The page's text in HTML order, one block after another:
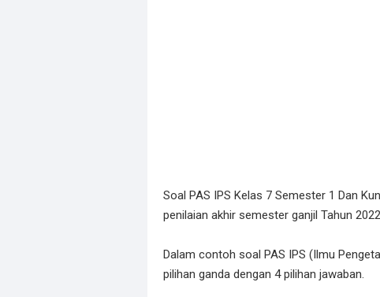
Soal PAS IPS Kelas 7 Semester 1 Dan
penilaian akhir semester ganjil Tahun
Dalam contoh soal PAS IPS (Ilmu
pilihan ganda dengan 4 pilihan jawaban.